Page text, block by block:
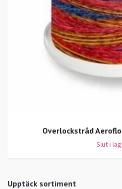
Upptäck sortiment
Overlockstråd
Slut i